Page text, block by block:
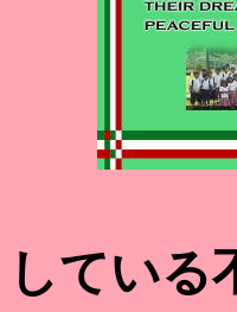
ている